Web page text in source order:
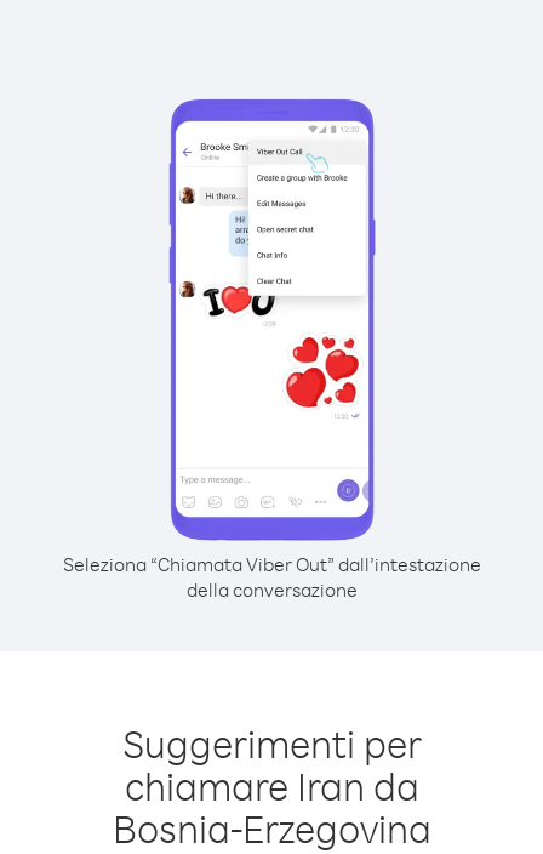
Seleziona “Chiamata Viber Out” dall’intestazione
della conversazione
Suggerimenti per
chiamare Iran da
Bosnia-Erzegovina